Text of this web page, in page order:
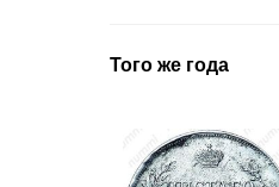
Того же года